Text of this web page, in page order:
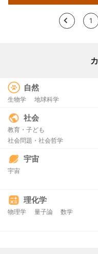
< 1
自然
生物学 地球科学
社会
教育・子ども
社会問題・社会哲学
宇宙
宇宙
理化学
物理学 量子論 数学